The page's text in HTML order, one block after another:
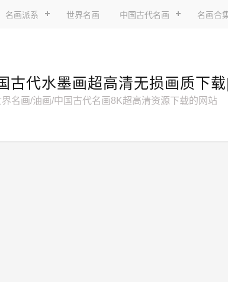
名画派系 世界名画 中国古代名画 名画合
古代水墨画超高清无损画质下
界名画/油画/中国古代名画8K超高清资源下载的网站